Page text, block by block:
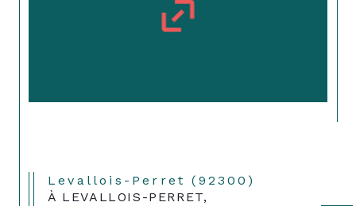
Levallois-Perret (92300)
À LEVALLOIS-PERRET,